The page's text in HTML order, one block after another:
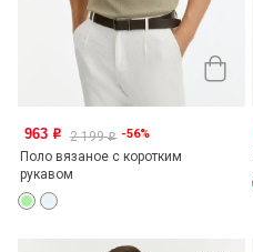
963 o 2 199o -56%
Поло вязаное с коротким
рукавом